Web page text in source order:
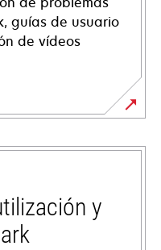
guías de usuario
de vídeos
y